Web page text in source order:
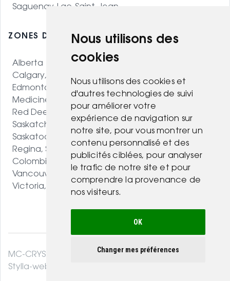
Nous utilisons des
cookies
Nous utilisons des cookies et
d'autres technologies de suivi
pour améliorer votre
expérience de navigation sur
notre site, pour vous montrer un
contenu personnalisé et des
publicités ciblées, pour analyser
le trafic de notre site et pour
comprendre la provenance de
nos visiteurs.
OK
Changer mes préférences
Saguenay-Lac-Saint-Jean
ZONES DESSERVIES - OUEST CANADIEN
Alberta
Calgary, AB
Edmonton, AB
Medicine Hat, AB
Red Deer, AB
Saskatchewan
Saskatoon, SK
Regina, SK
Colombie-Britannique
Vancouver, BC
Victoria, BC
MC-CRYSTAL© 2026. Tous droits réservés .
Stylla-web.com